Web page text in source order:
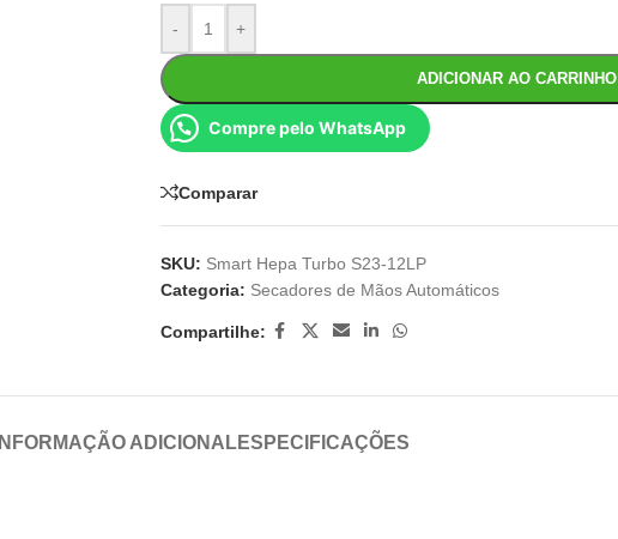
- +
ADICIONAR AO CARRINHO
Compre pelo WhatsApp
Comparar
SKU: Smart Hepa Turbo S23-12LP
Categoria: Secadores de Mãos Automáticos
Compartilhe:
INFORMAÇÃO ADICIONALESPECIFICAÇÕES